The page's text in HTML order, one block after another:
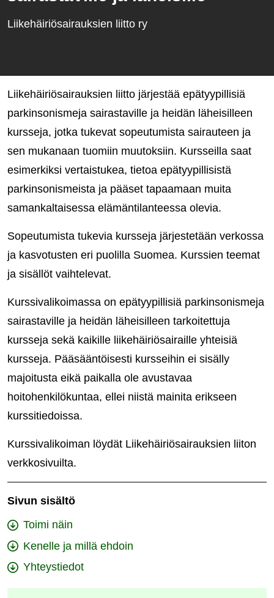
Liikehäiriösairauksien liitto ry
Liikehäiriösairauksien liitto järjestää epätyypillisiä
parkinsonismeja sairastaville ja heidän läheisilleen
kursseja, jotka tukevat sopeutumista sairauteen ja
sen mukanaan tuomiin muutoksiin. Kursseilla saat
esimerkiksi vertaistukea, tietoa epätyypillisistä
parkinsonismeista ja pääset tapaamaan muita
samankaltaisessa elämäntilanteessa olevia.
Sopeutumista tukevia kursseja järjestetään verkossa
ja kasvotusten eri puolilla Suomea. Kurssien teemat
ja sisällöt vaihtelevat.
Kurssivalikoimassa on epätyypillisiä parkinsonismeja
sairastaville ja heidän läheisilleen tarkoitettuja
kursseja sekä kaikille liikehäiriösairaille yhteisiä
kursseja. Pääsääntöisesti kursseihin ei sisälly
majoitusta eikä paikalla ole avustavaa
hoitohenkilökuntaa, ellei niistä mainita erikseen
kurssitiedoissa.
Kurssivalikoiman löydät Liikehäiriösairauksien liiton
verkkosivuilta.
Sivun sisältö
Toimi näin
Kenelle ja millä ehdoin
Yhteystiedot